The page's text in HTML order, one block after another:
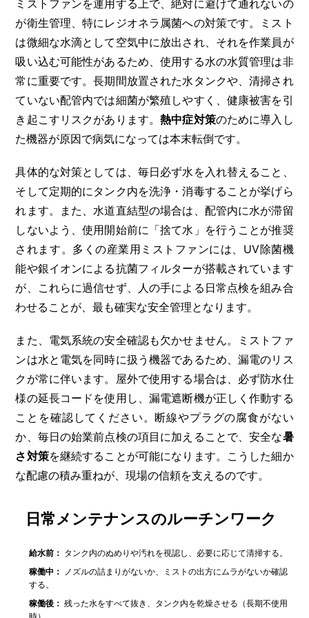
ミストファンを運用する上で、絶対に避けて通れないの
が衛生管理、特にレジオネラ属菌への対策です。ミスト
は微細な水滴として空気中に放出され、それを作業員が
吸い込む可能性があるため、使用する水の水質管理は非
常に重要です。長期間放置された水タンクや、清掃され
ていない配管内では細菌が繁殖しやすく、健康被害を引
き起こすリスクがあります。熱中症対策のために導入し
た機器が原因で病気になっては本末転倒です。
具体的な対策としては、毎日必ず水を入れ替えること、
そして定期的にタンク内を洗浄・消毒することが挙げら
れます。また、水道直結型の場合は、配管内に水が滞留
しないよう、使用開始前に「捨て水」を行うことが推奨
されます。多くの産業用ミストファンには、UV除菌機
能や銀イオンによる抗菌フィルターが搭載されています
が、これらに過信せず、人の手による日常点検を組み合
わせることが、最も確実な安全管理となります。
また、電気系統の安全確認も欠かせません。ミストファ
ンは水と電気を同時に扱う機器であるため、漏電のリス
クが常に伴います。屋外で使用する場合は、必ず防水仕
様の延長コードを使用し、漏電遮断機が正しく作動する
ことを確認してください。断線やプラグの腐食がない
か、毎日の始業前点検の項目に加えることで、安全な暑
さ対策を継続することが可能になります。こうした細か
な配慮の積み重ねが、現場の信頼を支えるのです。
日常メンテナンスのルーチンワーク
給水前： タンク内のぬめりや汚れを視認し、必要に応じて清掃する。
稼働中：
ノズルの詰まりがないか、ミストの出方にムラがないか確認
する。
稼働後： 残った水をすべて抜き、タンク内を乾燥させる（長期不使用